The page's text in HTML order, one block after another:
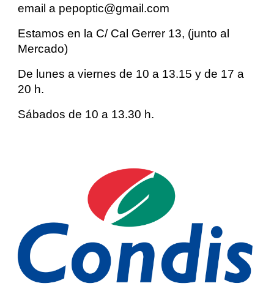
email a pepoptic@gmail.com
Estamos en la C/ Cal Gerrer 13, (junto al
Mercado)
De lunes a viernes de 10 a 13.15 y de 17 a
20 h.
Sábados de 10 a 13.30 h.